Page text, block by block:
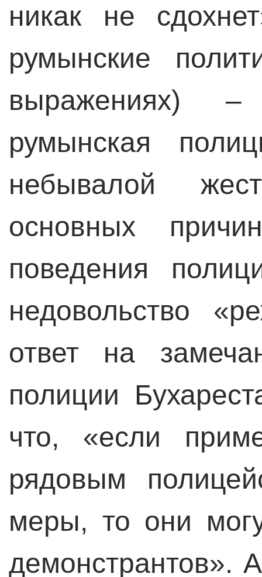
никак не
румынские
выражениях)
румынская
небывалой
основных
поведения
недовольство
ответ на
полиции
что, «если
рядовым
меры, то они
демонстрантов».